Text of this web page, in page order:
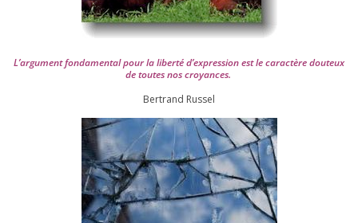
L’argument fon­da­men­tal pour la liber­té d’expression est le carac­tère dou­teux
de toutes nos croyances.
Ber­trand Russel